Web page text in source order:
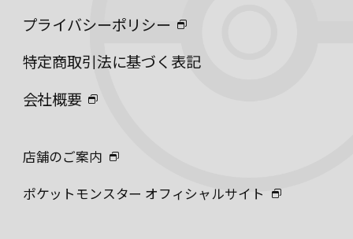
プライバシーポリシー
特定商取引法に基づく表記
会社概要
店舗のご案内
ポケットモンスター オフィシャルサイト